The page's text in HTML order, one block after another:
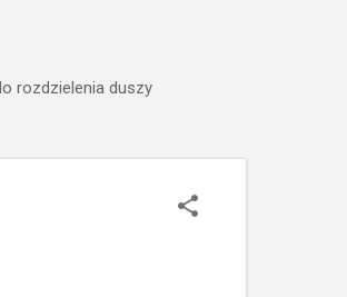
rozdzielenia duszy